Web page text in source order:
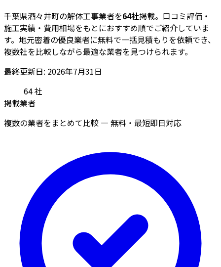
千葉県酒々井町の解体工事業者を64社掲載。口コミ評価・
施工実績・費用相場をもとにおすすめ順でご紹介していま
す。地元密着の優良業者に無料で一括見積もりを依頼でき、
複数社を比較しながら最適な業者を見つけられます。
最終更新日: 2026年7月31日
64社
掲載業者
複数の業者をまとめて比較 — 無料・最短即日対応